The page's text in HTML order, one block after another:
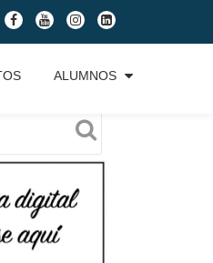
fa-
facebook
fa-
youtube
fa-
instagram
fa-
linkedin-
square
ALUMNOS